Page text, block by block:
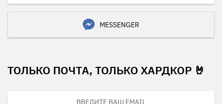
MESSENGER
ТОЛЬКО ПОЧТА, ТОЛЬКО ХАРДКОР 🤘